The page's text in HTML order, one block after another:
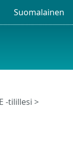
Suomalainen
-tilillesi >